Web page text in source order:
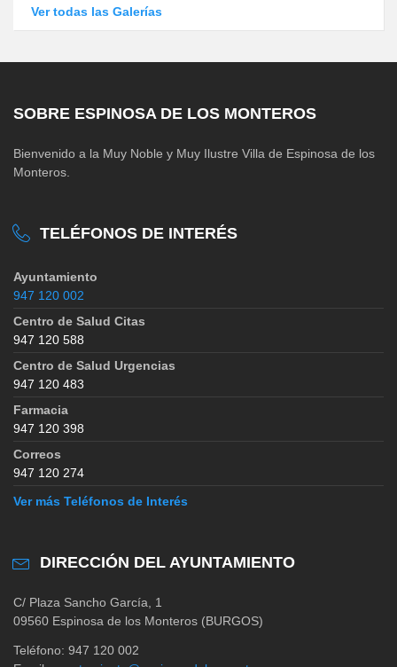
Ver todas las Galerías
SOBRE ESPINOSA DE LOS MONTEROS
Bienvenido a la Muy Noble y Muy Ilustre Villa de Espinosa de los
Monteros.
TELÉFONOS DE INTERÉS
Ayuntamiento
947 120 002
Centro de Salud Citas
947 120 588
Centro de Salud Urgencias
947 120 483
Farmacia
947 120 398
Correos
947 120 274
Ver más Teléfonos de Interés
DIRECCIÓN DEL AYUNTAMIENTO
C/ Plaza Sancho García, 1
09560 Espinosa de los Monteros (BURGOS)
Teléfono: 947 120 002